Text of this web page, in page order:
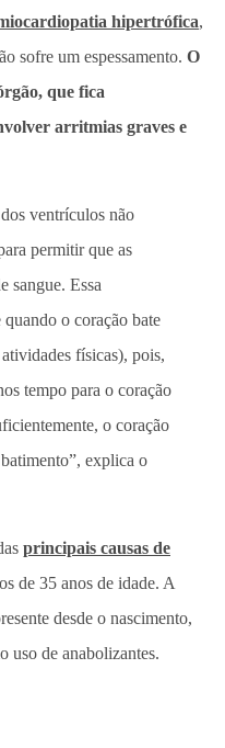
hipertrófica,
sofre um espessamento. O
que fica
arritmias graves e
ventrículos não
permitir que as
sangue. Essa
o coração bate
físicas), pois,
tempo para o coração
o coração
explica o
principais causas de
de 35 anos de idade. A
desde o nascimento,
uso de anabolizantes.